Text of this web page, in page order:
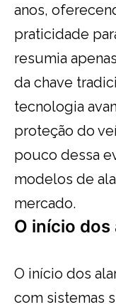
anos,
praticidade
resumia
da chave
tecnologia
proteção do
pouco dessa
modelos de
mercado.
O início
O início dos
com sistemas